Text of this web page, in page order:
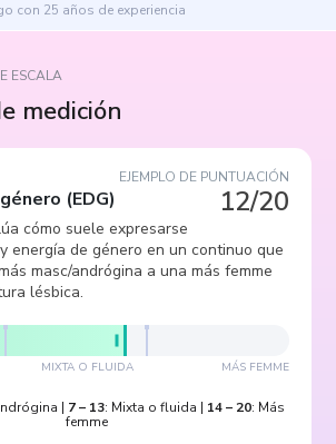
con 25 años de experiencia
ESCALA
medición
EJEMPLO DE PUNTUACIÓN
12/20
(EDG)
cómo suele expresarse
energía de género en un continuo que
masc/andrógina a una más femme
lésbica.
MIXTA O FLUIDA MÁS FEMME
| 7– 13: Mixta o fluida | 14– 20: Más
femme